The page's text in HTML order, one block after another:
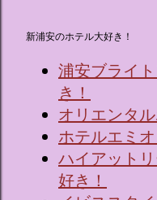
新浦安のホテル大好き！
浦安ブライ
き！
オリエンタ
ホテルエミ
ハイアット
好き！